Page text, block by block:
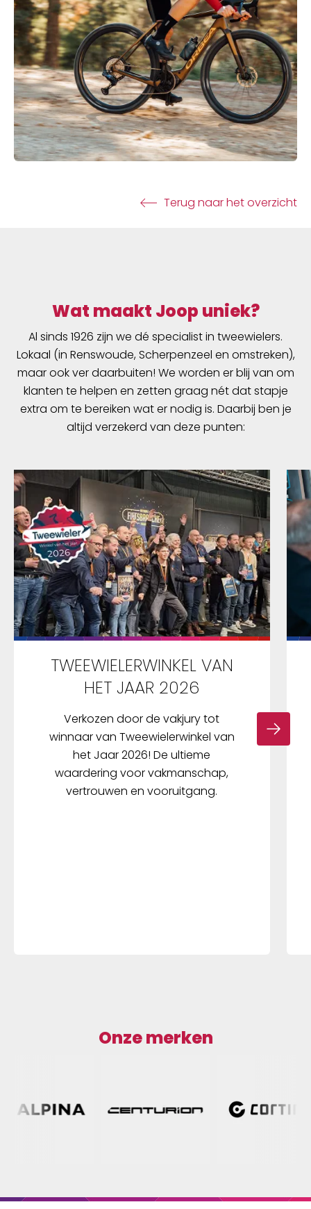
Terug naar het overzicht
Wat maakt Joop uniek?
Al sinds 1926 zijn we dé specialist in tweewielers.
Lokaal (in Renswoude, Scherpenzeel en omstreken),
maar ook ver daarbuiten! We worden er blij van om
klanten te helpen en zetten graag nét dat stapje
extra om te bereiken wat er nodig is. Daarbij ben je
altijd verzekerd van deze punten:
TWEEWIELERWINKEL VAN
HET JAAR 2026
Verkozen door de vakjury tot
winnaar van Tweewielerwinkel van
het Jaar 2026! De ultieme
waardering voor vakmanschap,
vertrouwen en vooruitgang.
Onze merken